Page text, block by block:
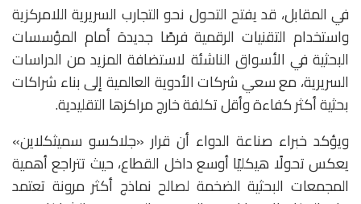
في المقابل، قد يفتح التحول نحو التجارب السريرية اللامركزية
واستخدام التقنيات الرقمية فرصًا جديدة أمام المؤسسات
البحثية في الأسواق الناشئة لاستضافة المزيد من الدراسات
السريرية، مع سعي شركات الأدوية العالمية إلى بناء شراكات
بحثية أكثر كفاءة وأقل تكلفة خارج مراكزها التقليدية.
ويؤكد خبراء صناعة الدواء أن قرار «جلاكسو سميثكلاين»
يعكس تحولًا هيكليًا أوسع داخل القطاع، حيث تتراجع أهمية
المجمعات البحثية الضخمة لصالح نماذج أكثر مرونة تعتمد